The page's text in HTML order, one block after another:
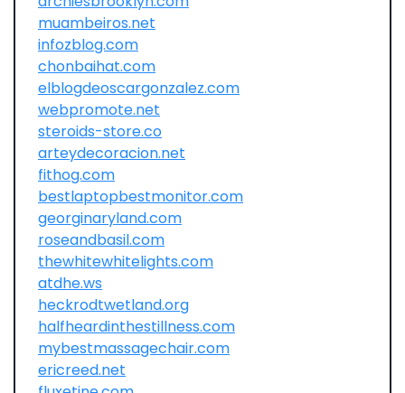
muambeiros.net
infozblog.com
chonbaihat.com
elblogdeoscargonzalez.com
webpromote.net
steroids-store.co
arteydecoracion.net
fithog.com
bestlaptopbestmonitor.com
georginaryland.com
roseandbasil.com
thewhitewhitelights.com
atdhe.ws
heckrodtwetland.org
halfheardinthestillness.com
mybestmassagechair.com
ericreed.net